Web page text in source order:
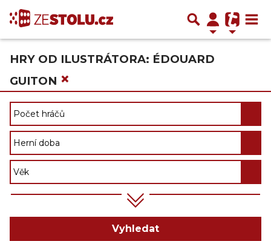
HRY OD ILUSTRÁTORA: ÉDOUARD
GUITON ×
Vyhledat